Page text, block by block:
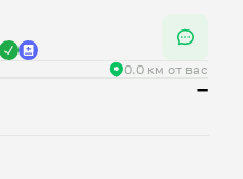
0.0 км от вас
—